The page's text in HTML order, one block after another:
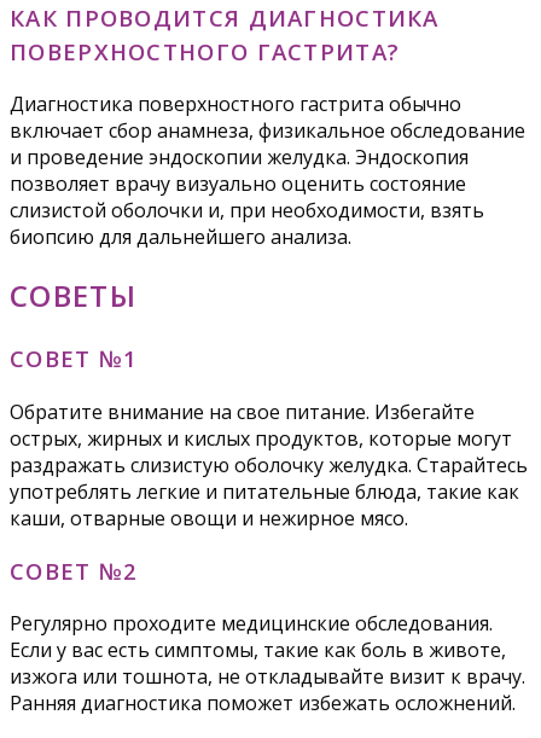
КАК ПРОВОДИТСЯ ДИАГНОСТИКА
ПОВЕРХНОСТНОГО ГАСТРИТА?
Диагностика поверхностного гастрита обычно
включает сбор анамнеза, физикальное обследование
и проведение эндоскопии желудка. Эндоскопия
позволяет врачу визуально оценить состояние
слизистой оболочки и, при необходимости, взять
биопсию для дальнейшего анализа.
СОВЕТЫ
СОВЕТ №1
Обратите внимание на свое питание. Избегайте
острых, жирных и кислых продуктов, которые могут
раздражать слизистую оболочку желудка. Старайтесь
употреблять легкие и питательные блюда, такие как
каши, отварные овощи и нежирное мясо.
СОВЕТ №2
Регулярно проходите медицинские обследования.
Если у вас есть симптомы, такие как боль в животе,
изжога или тошнота, не откладывайте визит к врачу.
Ранняя диагностика поможет избежать осложнений.